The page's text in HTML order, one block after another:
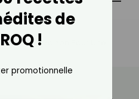
Recette Maison Pour Une
de
!
promotionnelle